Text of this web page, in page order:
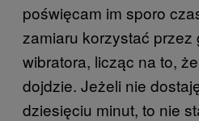
poświęcam im sporo
zamiaru korzystać
wibratora, licząc na to,
dojdzie. Jeżeli nie
dziesięciu minut, to nie